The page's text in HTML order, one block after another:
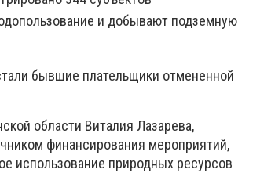
и добывают подземную
бывшие плательщики отмененной
области Виталия Лазарева,
финансирования мероприятий,
использование природных ресурсов